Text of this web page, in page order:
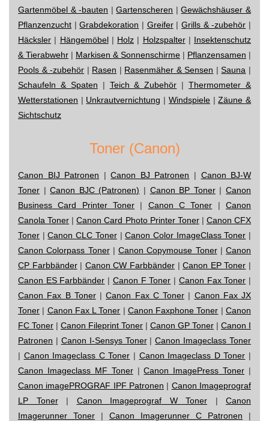
Gartenmöbel & -bauten |Gartenscheren |Gewächshäuser &
Pflanzenzucht |Grabdekoration | Greifer|Grills & -zubehör |
Häcksler | Hängemöbel| Holz | Holzspalter| Insektenschutz
& Tierabwehr | Markisen & Sonnenschirme | Pflanzensamen |
Pools & -zubehör | Rasen | Rasenmäher & Sensen |Sauna |
Schaufeln & Spaten | Teich & Zubehör |Thermometer &
Wetterstationen | Unkrautvernichtung | Windspiele|Zäune &
Sichtschutz
Toner (Canon)
Canon BIJ Patronen |Canon BJ Patronen | Canon BJ-W
Toner |Canon BJC (Patronen) | Canon BP Toner|Canon
Business Card Printer Toner | Canon C Toner |Canon
Canola Toner |Canon Card Photo Printer Toner| Canon CFX
Toner |Canon CLC Toner|Canon Color ImageClass Toner |
Canon Colorpass Toner| Canon Copymouse Toner| Canon
CP Farbbänder| Canon CW Farbbänder |Canon EP Toner |
Canon ES Farbbänder | Canon F Toner | Canon Fax Toner |
Canon Fax B Toner|Canon Fax C Toner | Canon Fax JX
Toner | Canon Fax L Toner | Canon Faxphone Toner |Canon
FC Toner | Canon Fileprint Toner | Canon GP Toner | Canon I
Patronen | Canon I-Sensys Toner|Canon Imageclass Toner
| Canon Imageclass C Toner | Canon Imageclass D Toner |
Canon Imageclass MF Toner|Canon ImagePress Toner |
Canon imagePROGRAF IPF Patronen | Canon Imageprograf
LP Toner| Canon Imageprograf W Toner | Canon
Imagerunner Toner | Canon Imagerunner C Patronen |